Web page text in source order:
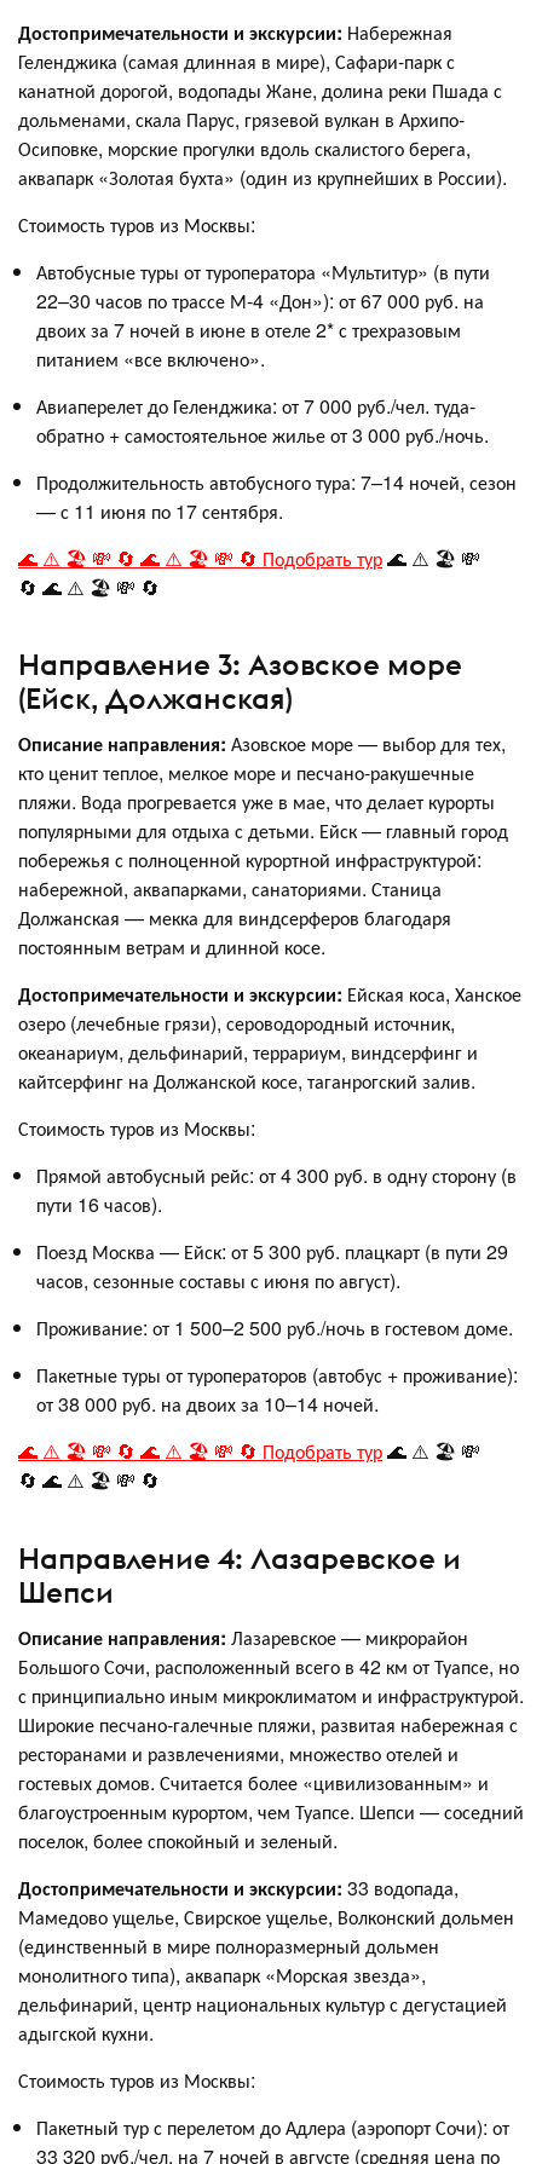
Достопримечательности и экскурсии: Набережная
Геленджика (самая длинная в мире), Сафари-парк с
канатной дорогой, водопады Жане, долина реки Пшада с
дольменами, скала Парус, грязевой вулкан в Архипо-
Осиповке, морские прогулки вдоль скалистого берега,
аквапарк «Золотая бухта» (один из крупнейших в России).
Стоимость туров из Москвы:
Автобусные туры от туроператора «Мультитур» (в пути
22–30 часов по трассе М-4 «Дон»): от 67 000 руб. на
двоих за 7 ночей в июне в отеле 2* с трехразовым
питанием «все включено».
Авиаперелет до Геленджика: от 7 000 руб./чел. туда-
обратно + самостоятельное жилье от 3 000 руб./ночь.
Продолжительность автобусного тура: 7–14 ночей, сезон
— с 11 июня по 17 сентября.
🌊 ⚠️ 🏖️ 💸 🔄 🌊 ⚠️ 🏖️ 💸 🔄 Подобрать тур🌊 ⚠️ 🏖️ 💸
🔄 🌊 ⚠️ 🏖️ 💸 🔄
Направление 3: Азовское море
(Ейск, Должанская)
Описание направления: Азовское море — выбор для тех,
кто ценит теплое, мелкое море и песчано-ракушечные
пляжи. Вода прогревается уже в мае, что делает курорты
популярными для отдыха с детьми. Ейск — главный город
побережья с полноценной курортной инфраструктурой:
набережной, аквапарками, санаториями. Станица
Должанская — мекка для виндсерферов благодаря
постоянным ветрам и длинной косе.
Достопримечательности и экскурсии: Ейская коса, Ханское
озеро (лечебные грязи), сероводородный источник,
океанариум, дельфинарий, террариум, виндсерфинг и
кайтсерфинг на Должанской косе, таганрогский залив.
Стоимость туров из Москвы:
Прямой автобусный рейс: от 4 300 руб. в одну сторону (в
пути 16 часов).
Поезд Москва — Ейск: от 5 300 руб. плацкарт (в пути 29
часов, сезонные составы с июня по август).
Проживание: от 1 500–2 500 руб./ночь в гостевом доме.
Пакетные туры от туроператоров (автобус + проживание):
от 38 000 руб. на двоих за 10–14 ночей.
🌊 ⚠️ 🏖️ 💸 🔄 🌊 ⚠️ 🏖️ 💸 🔄 Подобрать тур🌊 ⚠️ 🏖️ 💸
🔄 🌊 ⚠️ 🏖️ 💸 🔄
Направление 4: Лазаревское и
Шепси
Описание направления: Лазаревское — микрорайон
Большого Сочи, расположенный всего в 42 км от Туапсе, но
с принципиально иным микроклиматом и инфраструктурой.
Широкие песчано-галечные пляжи, развитая набережная с
ресторанами и развлечениями, множество отелей и
гостевых домов. Считается более «цивилизованным» и
благоустроенным курортом, чем Туапсе. Шепси — соседний
поселок, более спокойный и зеленый.
Достопримечательности и экскурсии: 33 водопада,
Мамедово ущелье, Свирское ущелье, Волконский дольмен
(единственный в мире полноразмерный дольмен
монолитного типа), аквапарк «Морская звезда»,
дельфинарий, центр национальных культур с дегустацией
адыгской кухни.
Стоимость туров из Москвы:
Пакетный тур с перелетом до Адлера (аэропорт Сочи): от
33 320 руб./чел. на 7 ночей в августе (средняя цена по